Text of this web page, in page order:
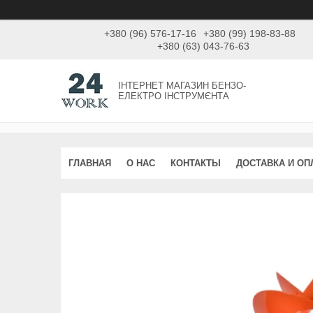
+380 (96) 576-17-16
+380 (99) 198-83-88
+380 (63) 043-76-63
ІНТЕРНЕТ МАГАЗИН БЕНЗО-
ЕЛЕКТРО ІНСТРУМЄНТА
ГЛАВНАЯ О НАС КОНТАКТЫ ДОСТАВКА И